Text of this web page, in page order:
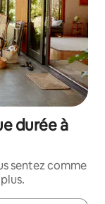
durée à
sentez comme